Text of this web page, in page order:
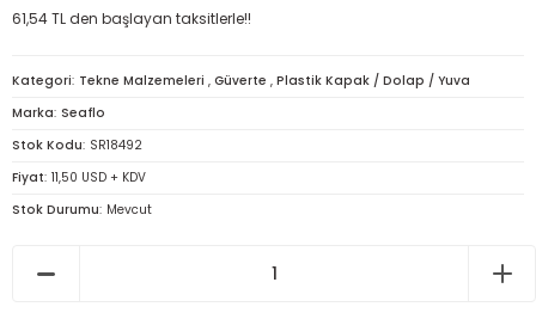
61,54 TL den başlayan taksitlerle!!
Kategori Tekne Malzemeleri , Güverte , Plastik Kapak / Dolap / Yuva
Marka Seaflo
Stok Kodu SR18492
Fiyat 11,50 USD + KDV
Stok Durumu Mevcut